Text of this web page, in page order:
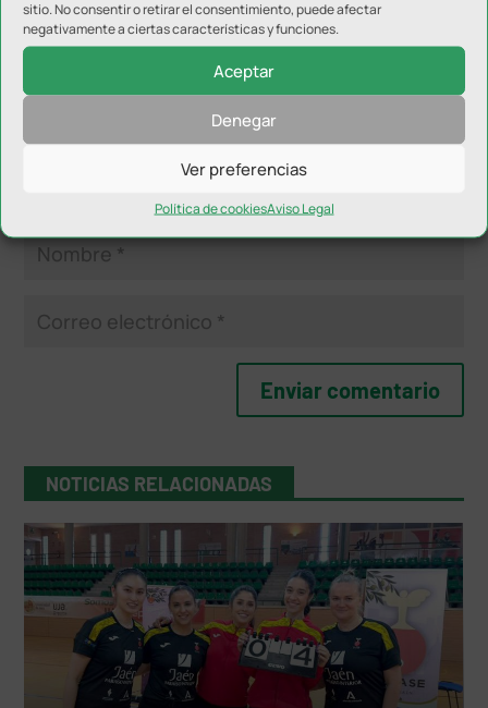
sitio. No consentir o retirar el consentimiento, puede afectar
negativamente a ciertas características y funciones.
Aceptar
Denegar
Ver preferencias
Política de cookiesAviso Legal
NOTICIAS RELACIONADAS